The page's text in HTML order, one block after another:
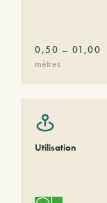
0,50 – 01,00
mètres
Utilisation